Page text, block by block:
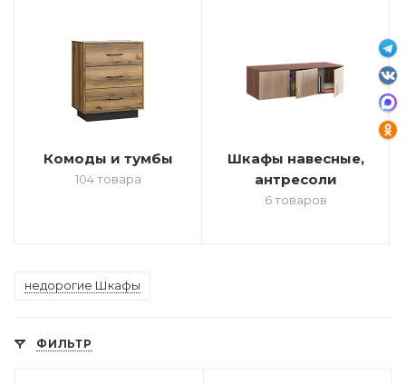
Комоды и тумбы
104 товара
Шкафы навесные,
антресоли
6 товаров
недорогие Шкафы
ФИЛЬТР